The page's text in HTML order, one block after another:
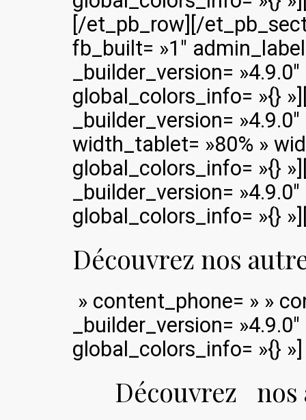
[/et_pb_row][/
fb_built= »1″
_builder_version=
global_colors_info= »{}
_builder_version=
width_tablet= »80% »
global_colors_info= »{}
_builder_version=
global_colors_info= »{}
Découvrez nos
» content_phone= » »
_builder_version=
global_colors_info= »{} »]
Découvrez nos